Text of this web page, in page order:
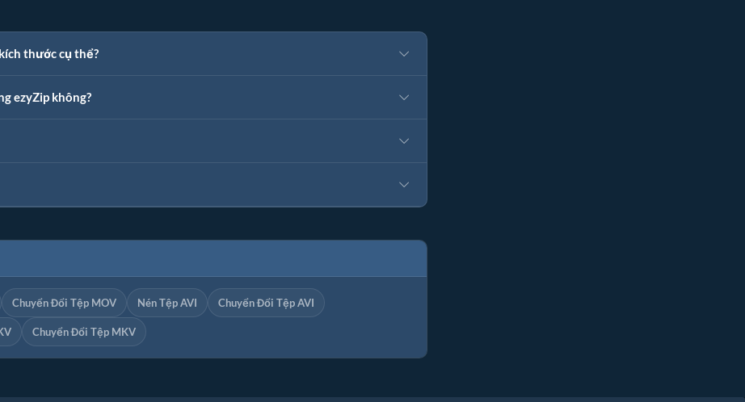
thước cụ thể?
ezyZip không?
Chuyển Đổi Tệp MOV Nén Tệp AVI Chuyển Đổi Tệp AVI
Chuyển Đổi Tệp MKV